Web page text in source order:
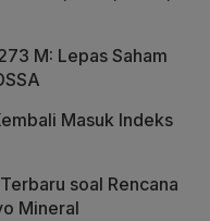
M: Lepas Saham
Masuk Indeks
soal Rencana
Mineral